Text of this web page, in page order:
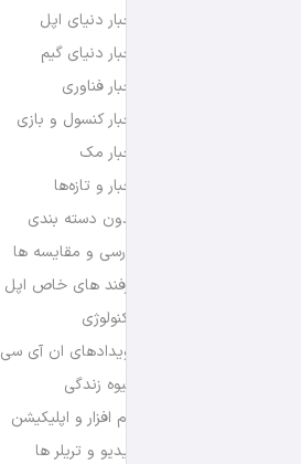
اخبار دنیای اپل
اخبار دنیای گیم
اخبار فناوری
اخبار کنسول و بازی
اخبار مک
اخبار و تازه‌ها
بدون دسته بندی
بررسی و مقایسه ها
ترفند های خاص اپل
تکنولوژی
رویدادهای ان آی سی
شیوه زندگی
نرم افزار و اپلیکیشن
ویدیو و تریلر ها